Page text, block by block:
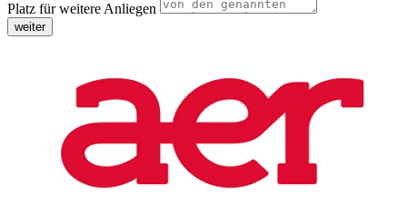
Platz für weitere Anliegen
weiter